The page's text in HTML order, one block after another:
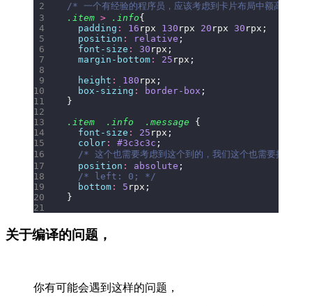
/* 一个有经验的程序员，应该考虑到卡片布局中额高度
.item > .info{
  padding
: 16 rpx 130 rpx 20 rpx 30 rpx;
  position
: relative ;
  font-size
: 30 rpx;
  margin-bottom
: 25 rpx;
  height
: 180 rpx;
  box-sizing
: border-box ;
}
.item
  .info
  .message
{
  font-size
: 25 rpx;
  color
: #3c3c3c ;
/* 这个也需要考虑到这个到的，我们这个也需要把这个
  position
: absolute ;
  /* left: 0; */
  bottom
: 5 rpx;
}
关于编译的问题，
你有可能会遇到这样的问题，